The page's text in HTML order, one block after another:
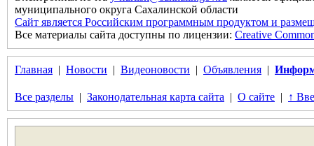
муниципального округа Сахалинской области
Сайт является Российским программным продуктом и
Все материалы сайта доступны по лицензии: Creative
Главная | Новости | Видеоновости | Объявления |
Все разделы | Законодательная карта сайта | О сайте | ↑